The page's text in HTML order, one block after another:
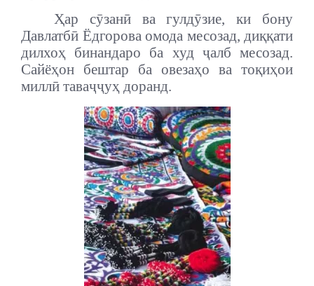
Ҳар сӯзанӣ ва гулдӯзие, ки бону
Давлатбӣ Ёдгорова омода месозад, диққати
дилхоҳ бинандаро ба худ ҷалб месозад.
Сайёҳон бештар ба овезаҳо ва тоқиҳои
миллӣ таваҷҷуҳ доранд.